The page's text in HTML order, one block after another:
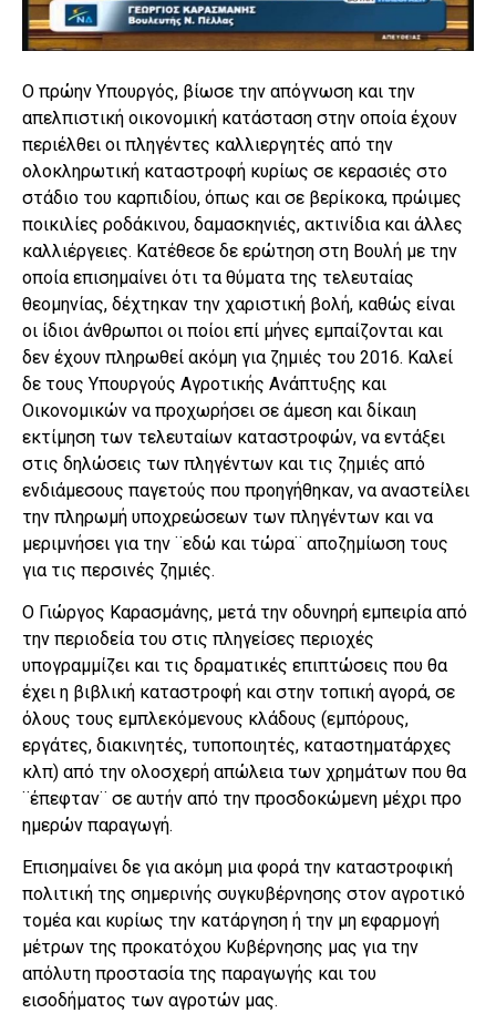
Ο πρώην Υπουργός, βίωσε την απόγνωση και την
απελπιστική οικονομική κατάσταση στην οποία έχουν
περιέλθει οι πληγέντες καλλιεργητές από την
ολοκληρωτική καταστροφή κυρίως σε κερασιές στο
στάδιο του καρπιδίου, όπως και σε βερίκοκα, πρώιμες
ποικιλίες ροδάκινου, δαμασκηνιές, ακτινίδια και άλλες
καλλιέργειες. Κατέθεσε δε ερώτηση στη Βουλή με την
οποία επισημαίνει ότι τα θύματα της τελευταίας
θεομηνίας, δέχτηκαν την χαριστική βολή, καθώς είναι
οι ίδιοι άνθρωποι οι ποίοι επί μήνες εμπαίζονται και
δεν έχουν πληρωθεί ακόμη για ζημιές του 2016. Καλεί
δε τους Υπουργούς Αγροτικής Ανάπτυξης και
Οικονομικών να προχωρήσει σε άμεση και δίκαιη
εκτίμηση των τελευταίων καταστροφών, να εντάξει
στις δηλώσεις των πληγέντων και τις ζημιές από
ενδιάμεσους παγετούς που προηγήθηκαν, να αναστείλει
την πληρωμή υποχρεώσεων των πληγέντων και να
μεριμνήσει για την ¨εδώ και τώρα¨ αποζημίωση τους
για τις περσινές ζημιές.
Ο Γιώργος Καρασμάνης, μετά την οδυνηρή εμπειρία από
την περιοδεία του στις πληγείσες περιοχές
υπογραμμίζει και τις δραματικές επιπτώσεις που θα
έχει η βιβλική καταστροφή και στην τοπική αγορά, σε
όλους τους εμπλεκόμενους κλάδους (εμπόρους,
εργάτες, διακινητές, τυποποιητές, καταστηματάρχες
κλπ) από την ολοσχερή απώλεια των χρημάτων που θα
¨έπεφταν¨ σε αυτήν από την προσδοκώμενη μέχρι προ
ημερών παραγωγή.
Επισημαίνει δε για ακόμη μια φορά την καταστροφική
πολιτική της σημερινής συγκυβέρνησης στον αγροτικό
τομέα και κυρίως την κατάργηση ή την μη εφαρμογή
μέτρων της προκατόχου Κυβέρνησης μας για την
απόλυτη προστασία της παραγωγής και του
εισοδήματος των αγροτών μας.